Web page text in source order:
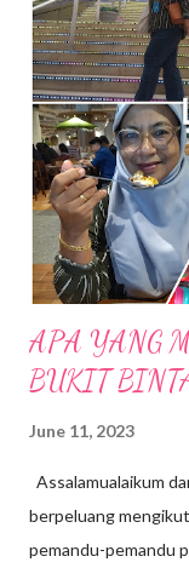
kabin pertama di
sungai dan hutan
nyaman dan dekat
Sempeneh
berhampiran chalet
air dari bukit. Bila air
bunyikan untuk
APA YANG
BUKIT
June 11, 2023
Assalamualaikum
berpeluang
pemandu-pemandu